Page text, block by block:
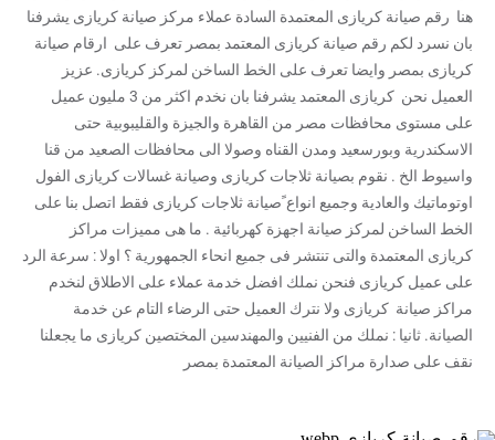
هنا رقم صيانة كريازى المعتمدة السادة عملاء مركز صيانة كريازى يشرفنا
بان نسرد لكم رقم صيانة كريازى المعتمد بمصر تعرف على ارقام صيانة
كريازى بمصر وايضا تعرف على الخط الساخن لمركز كريازى. عزيز
العميل نحن كريازى المعتمد يشرفنا بان نخدم اكثر من 3 مليون عميل
على مستوى محافظات مصر من القاهرة والجيزة والقليبوبية حتى
الاسكندرية وبورسعيد ومدن القناه وصولا الى محافظات الصعيد من قنا
واسيوط الخ . نقوم بصيانة ثلاجات كريازى وصيانة غسالات كريازى الفول
اوتوماتيك والعادية وجميع انواع ًصيانة ثلاجات كريازى فقط اتصل بنا على
الخط الساخن لمركز صيانة اجهزة كهربائية . ما هى مميزات مراكز
كريازى المعتمدة والتى تنتشر فى جميع انحاء الجمهورية ؟ اولا : سرعة الرد
على عميل كريازى فنحن نملك افضل خدمة عملاء على الاطلاق لنخدم
مراكز صيانة كريازى ولا نترك العميل حتى الرضاء التام عن خدمة
الصيانة. ثانيا : نملك من الفنيين والمهندسين المختصين كريازى ما يجعلنا
نقف على صدارة مراكز الصيانة المعتمدة بمصر